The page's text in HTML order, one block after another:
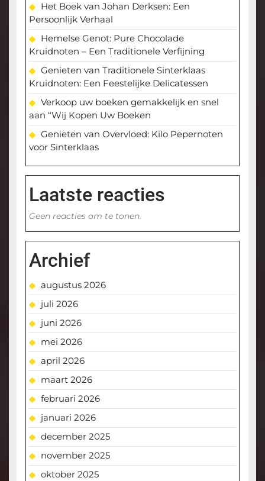
Het Boek van Johan Derksen: Een
Persoonlijk Verhaal
Hemelse Genot: Pure Chocolade
Kruidnoten – Een Traditionele Verfijning
Genieten van Traditionele Sinterklaas
Kruidnoten: Een Feestelijke Delicatessen
Verkoop uw boeken gemakkelijk en snel
aan “Wij Kopen Uw Boeken
Genieten van Overvloed: Kilo Pepernoten
voor Sinterklaas
Laatste reacties
Geen reacties om te tonen.
Archief
augustus 2026
juli 2026
juni 2026
mei 2026
april 2026
maart 2026
februari 2026
januari 2026
december 2025
november 2025
oktober 2025